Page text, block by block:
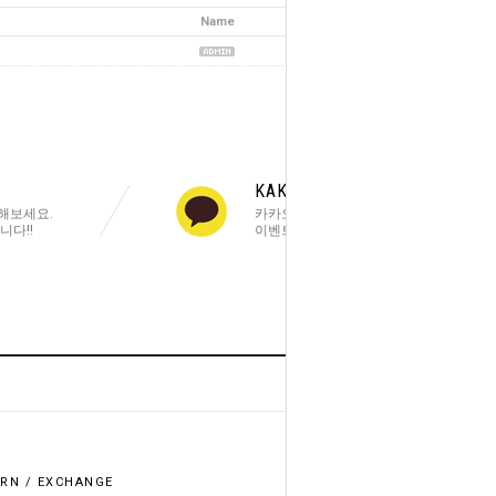
Name
보세요.
다!!
KAKAOTALK PLUS
카카오톡 친구추가 해주세요!
이벤트 소식을 빠르게 알려드려요!
/ EXCHANGE